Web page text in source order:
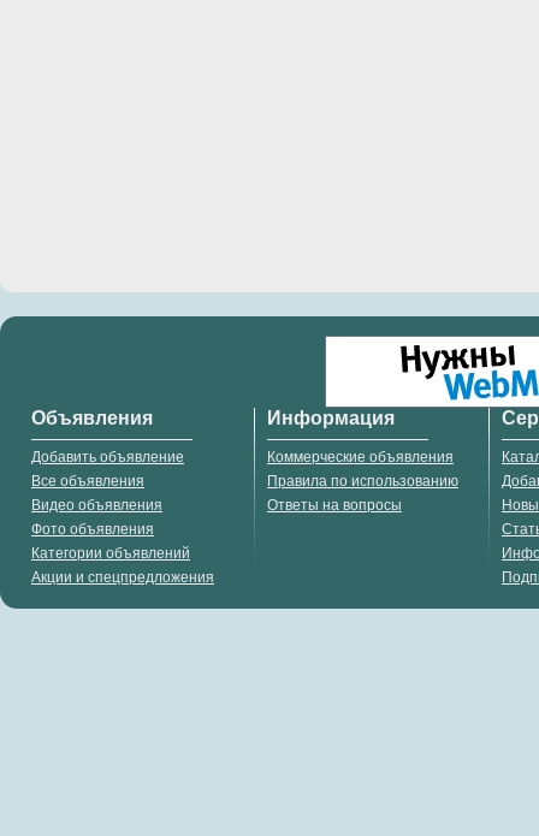
Объявления
Добавить объявление
Все объявления
Видео объявления
Фото объявления
Категории объявлений
Акции и спецпредложения
Информация
Коммерческие объявления
Правила по использованию
Ответы на вопросы